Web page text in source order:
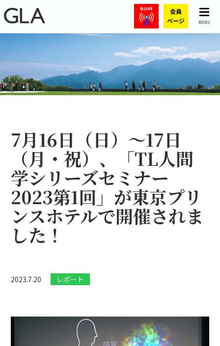
MENU
7月16日（日）～17日
（月・祝）、「TL人間
学シリーズセミナー
2023第1回」が東京プリ
ンスホテルで開催されま
した！
2023.7.20 レポート